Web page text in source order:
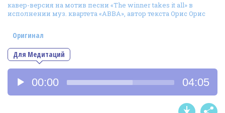
Фотогалерея
In English
Видео
Ииссиидиология
Номера песен
кавер-версия на мотив песни «The winner takes it all» в
исполнении муз. квартета «АBBА», автор текста Орис Орис
Для Медитаций
Оригинал
Аудиоплеер
00:00 04:05